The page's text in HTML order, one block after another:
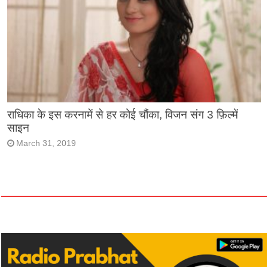
राधिका के इस करनामें से हर कोई चौंका, विजन संग 3 फ़िल्में
साइन
March 31, 2019